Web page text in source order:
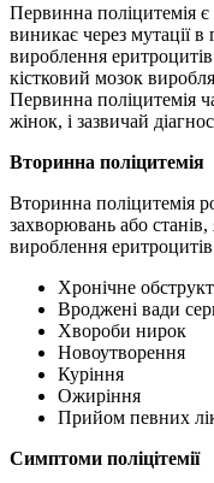
Первинна поліцитемія
виникає через мутації
вироблення
кістковий мозок
Первинна поліцитемія
жінок, і зазвичай
Вторинна поліцитемія
Вторинна поліцитемія
захворювань або
вироблення
Хронічне
Вроджені вади
Хвороби нирок
Новоутворення
Куріння
Ожиріння
Прийом певних
Симптоми поліцітемії